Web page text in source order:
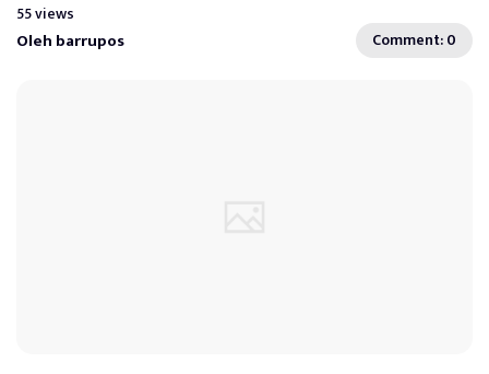
55 views
Oleh barrupos Comment: 0